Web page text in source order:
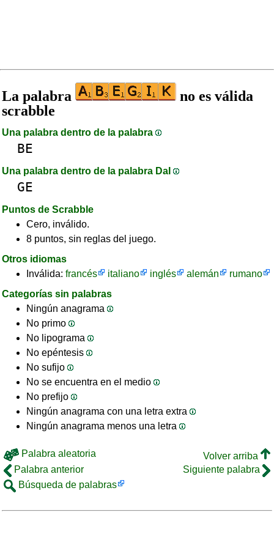
La palabra
no es válida
scrabble
Una palabra dentro de la palabra
BE
Una palabra dentro de la palabra DaI
GE
Puntos de Scrabble
Cero, inválido.
8 puntos, sin reglas del juego.
Otros idiomas
Inválida: francés italiano inglés alemán
rumano
Categorías sin palabras
Ningún anagrama
No primo
No lipograma
No epéntesis
No sufijo
No se encuentra en el medio
No prefijo
Ningún anagrama con una letra extra
Ningún anagrama menos una letra
Palabra aleatoria
Volver arriba
Palabra anterior
Siguiente palabra
Búsqueda de palabras